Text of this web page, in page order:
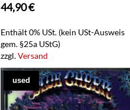
44,90€
Enthält 0% USt. (kein USt-Ausweis
gem. §25a UStG)
zzgl.Versand
used